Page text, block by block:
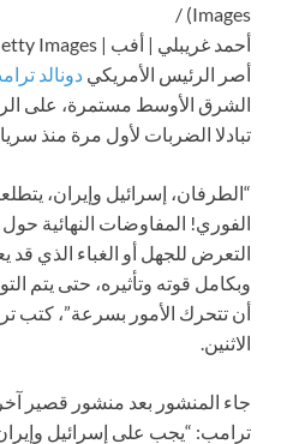
Images) /
أحمد غريبلي | أفب | Getty Images
أصر الرئيس الأمريكي دونالد
الشرق الأوسط مستمرة، على
تبادلا الضربات لأول مرة منذ
“الطرفان، إسرائيل وإيران،
الفوري! المفاوضات النهائية
التعرض للجهل أو الغباء الذي
وبكامل قوته وتأثيره، حتى يتم
الاثنين.
ترامب: “يجب على إسرائيل